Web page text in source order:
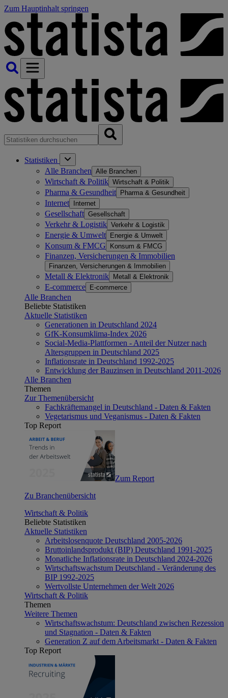
Zum Hauptinhalt springen
Statistiken
Alle Branchen Alle Branchen
Wirtschaft & Politik Wirtschaft & Politik
Pharma & Gesundheit Pharma & Gesundheit
Internet Internet
Gesellschaft Gesellschaft
Verkehr & Logistik Verkehr & Logistik
Energie & Umwelt Energie & Umwelt
Konsum & FMCG Konsum & FMCG
Finanzen, Versicherungen & Immobilien
Finanzen, Versicherungen & Immobilien
Metall & Elektronik Metall & Elektronik
E-commerce E-commerce
Alle Branchen
Beliebte Statistiken
Aktuelle Statistiken
Generationen in Deutschland 2024
GfK-Konsumklima-Index 2026
Social-Media-Plattformen - Anteil der Nutzer nach
Altersgruppen in Deutschland 2025
Inflationsrate in Deutschland 1992-2025
Entwicklung der Bauzinsen in Deutschland 2011-2026
Alle Branchen
Themen
Zur Themenübersicht
Fachkräftemangel in Deutschland - Daten & Fakten
Vegetarismus und Veganismus - Daten & Fakten
Top Report
Zum Report
Zu Branchenübersicht
Wirtschaft & Politik
Beliebte Statistiken
Aktuelle Statistiken
Arbeitslosenquote Deutschland 2005-2026
Bruttoinlandsprodukt (BIP) Deutschland 1991-2025
Monatliche Inflationsrate in Deutschland 2024-2026
Wirtschaftswachstum Deutschland - Veränderung des
BIP 1992-2025
Wertvollste Unternehmen der Welt 2026
Wirtschaft & Politik
Themen
Weitere Themen
Wirtschaftswachstum: Deutschland zwischen Rezession
und Stagnation - Daten & Fakten
Generation Z auf dem Arbeitsmarkt - Daten & Fakten
Top Report